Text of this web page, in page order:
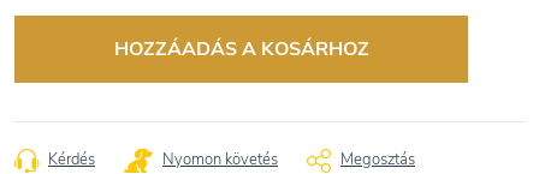
HOZZÁADÁS A KOSÁRHOZ
Kérdés Nyomon követés Megosztás